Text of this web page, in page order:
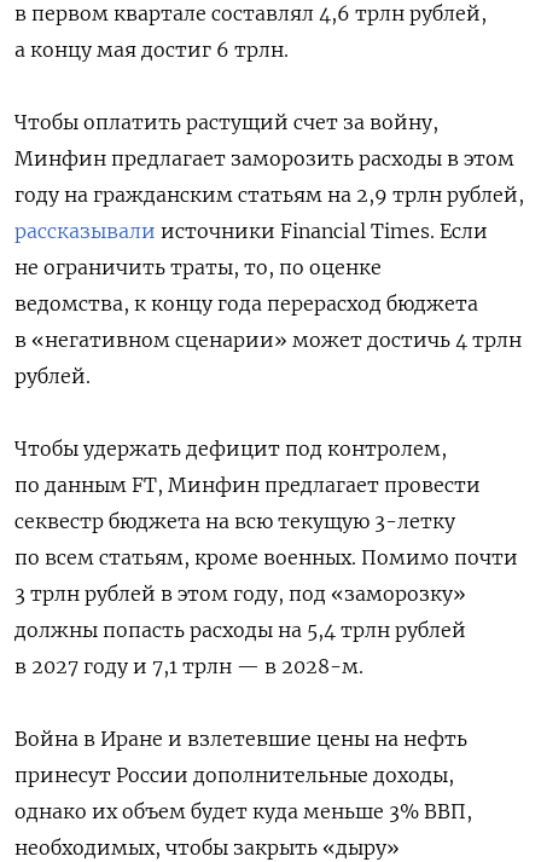
в первом квартале составлял 4,6 трлн рублей,
а концу мая достиг 6 трлн.
Чтобы оплатить растущий счет за войну,
Минфин предлагает заморозить расходы в этом
году на гражданским статьям на 2,9 трлн рублей,
рассказывали источники Financial Times. Если
не ограничить траты, то, по оценке
ведомства, к концу года перерасход бюджета
в «негативном сценарии» может достичь 4 трлн
рублей.
Чтобы удержать дефицит под контролем,
по данным FT, Минфин предлагает провести
секвестр бюджета на всю текущую 3-летку
по всем статьям, кроме военных. Помимо почти
3 трлн рублей в этом году, под «заморозку»
должны попасть расходы на 5,4 трлн рублей
в 2027 году и 7,1 трлн — в 2028-м.
Война в Иране и взлетевшие цены на нефть
принесут России дополнительные доходы,
однако их объем будет куда меньше 3% ВВП,
необходимых, чтобы закрыть «дыру»